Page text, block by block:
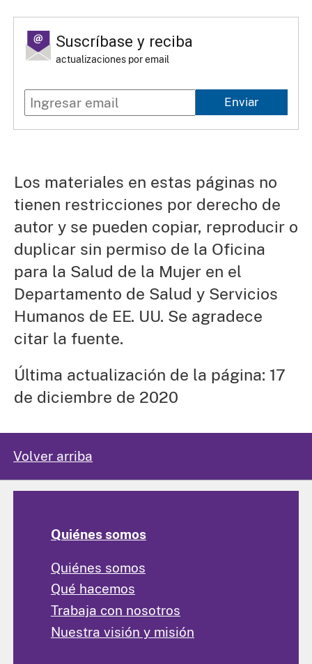
Suscríbase y reciba
actualizaciones por email
Enviar
Los materiales en estas páginas no
tienen restricciones por derecho de
autor y se pueden copiar, reproducir o
duplicar sin permiso de la Oficina
para la Salud de la Mujer en el
Departamento de Salud y Servicios
Humanos de EE. UU. Se agradece
citar la fuente.
Última actualización de la página: 17
de diciembre de 2020
Volver arriba
Quiénes somos
Quiénes somos
Qué hacemos
Trabaja con nosotros
Nuestra visión y misión